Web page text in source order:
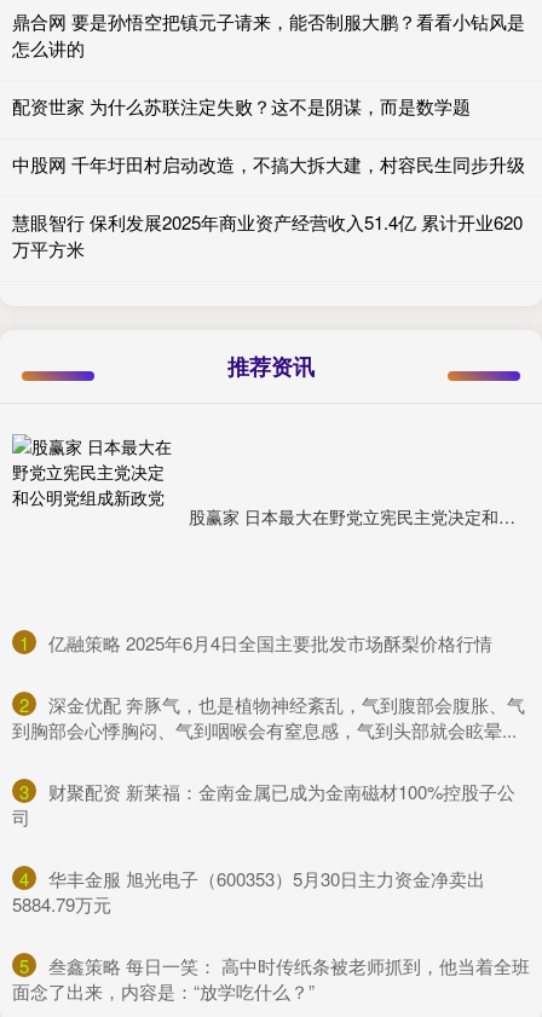
鼎合网 要是孙悟空把镇元子请来，能否制服大鹏？看看小钻风是
怎么讲的
配资世家 为什么苏联注定失败？这不是阴谋，而是数学题
中股网 千年圩田村启动改造，不搞大拆大建，村容民生同步升级
慧眼智行 保利发展2025年商业资产经营收入51.4亿 累计开业620
万平方米
推荐资讯
股赢家 日本最大在野党立宪民主党决定和公明党组成新政党
1 ​亿融策略 2025年6月4日全国主要批发市场酥梨价格行情
2
​深金优配 奔豚气，也是植物神经紊乱，气到腹部会腹胀、气
到胸部会心悸胸闷、气到咽喉会有窒息感，气到头部就会眩晕...
3
​财聚配资 新莱福：金南金属已成为金南磁材100%控股子公
司
4
​华丰金服 旭光电子（600353）5月30日主力资金净卖出
5884.79万元
5
​叁鑫策略 每日一笑： 高中时传纸条被老师抓到，他当着全班
面念了出来，内容是：“放学吃什么？”